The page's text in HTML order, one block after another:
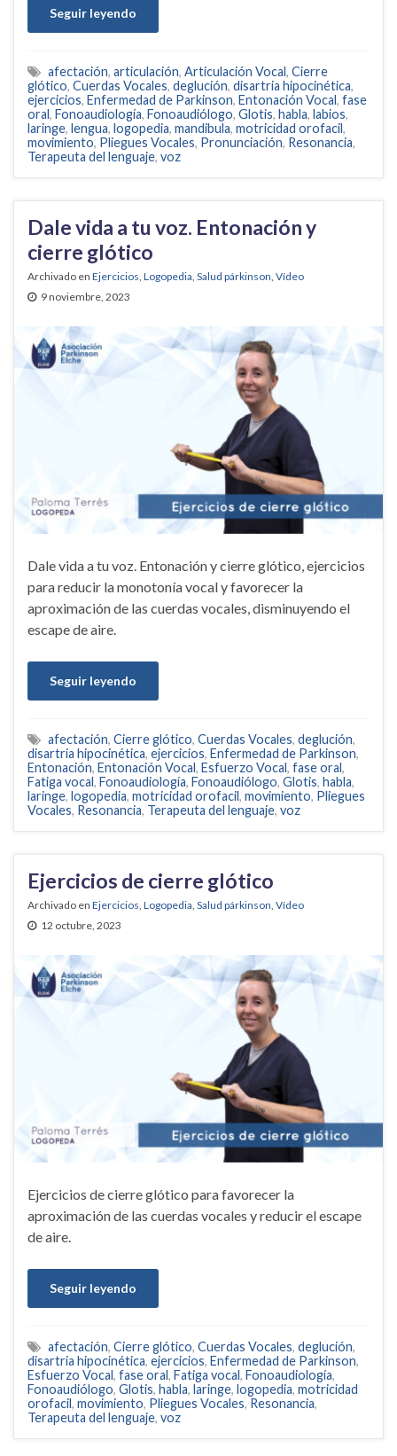
Seguir leyendo
afectación, articulación, Articulación Vocal, Cierre
glótico, Cuerdas Vocales, deglución, disartria hipocinética,
ejercicios, Enfermedad de Parkinson, Entonación Vocal, fase
oral, Fonoaudiología, Fonoaudiólogo, Glotis, habla, labios,
laringe, lengua, logopedia, mandibula, motricidad orofacil,
movimiento, Pliegues Vocales, Pronunciación, Resonancia,
Terapeuta del lenguaje, voz
Dale vida a tu voz. Entonación y
cierre glótico
Archivado en Ejercicios, Logopedia, Salud párkinson, Vídeo
9 noviembre, 2023
Dale vida a tu voz. Entonación y cierre glótico, ejercicios
para reducir la monotonía vocal y favorecer la
aproximación de las cuerdas vocales, disminuyendo el
escape de aire.
Seguir leyendo
afectación, Cierre glótico, Cuerdas Vocales, deglución,
disartria hipocinética, ejercicios, Enfermedad de Parkinson,
Entonación, Entonación Vocal, Esfuerzo Vocal, fase oral,
Fatiga vocal, Fonoaudiología, Fonoaudiólogo, Glotis, habla,
laringe, logopedia, motricidad orofacil, movimiento, Pliegues
Vocales, Resonancia, Terapeuta del lenguaje, voz
Ejercicios de cierre glótico
Archivado en Ejercicios, Logopedia, Salud párkinson, Vídeo
12 octubre, 2023
Ejercicios de cierre glótico para favorecer la
aproximación de las cuerdas vocales y reducir el escape
de aire.
Seguir leyendo
afectación, Cierre glótico, Cuerdas Vocales, deglución,
disartria hipocinética, ejercicios, Enfermedad de Parkinson,
Esfuerzo Vocal, fase oral, Fatiga vocal, Fonoaudiología,
Fonoaudiólogo, Glotis, habla, laringe, logopedia, motricidad
orofacil, movimiento, Pliegues Vocales, Resonancia,
Terapeuta del lenguaje, voz